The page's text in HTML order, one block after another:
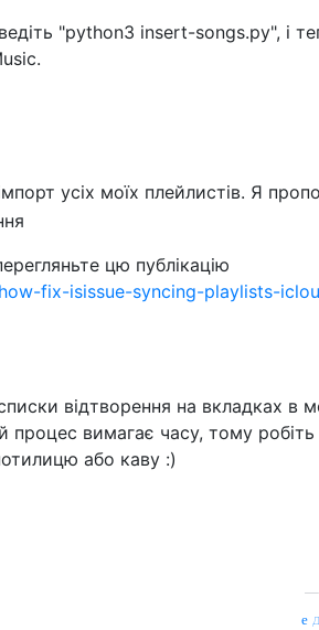
"python3 insert-songs.py", і
усіх моїх плейлистів. Я
цю публікацію
fix-isissue-syncing-playlists-
відтворення на вкладках в
процес вимагає часу, тому робіть
або каву :)
—